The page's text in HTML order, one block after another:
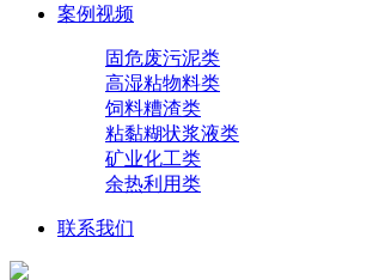
案例视频
固危废污泥类
高湿粘物料类
饲料糟渣类
粘黏糊状浆液类
矿业化工类
余热利用类
联系我们